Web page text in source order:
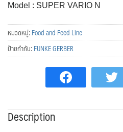
Model : SUPER VARIO N
หมวดหมู่:Food and Feed Line
ป้ายกำกับ:FUNKE GERBER
Description